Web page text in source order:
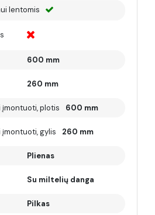
lentomis
600 mm
260 mm
įmontuoti, plotis 600 mm
įmontuoti, gylis 260 mm
Plienas
Su miltelių danga
Pilkas